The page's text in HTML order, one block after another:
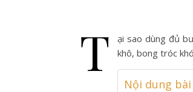
T
ại sao dùng đủ
khô, bong tróc
Nội dung